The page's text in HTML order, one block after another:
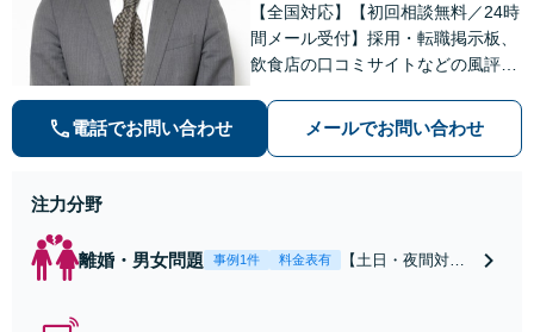
【全国対応】【初回相談無料／24時
間メール受付】採用・転職掲示板、
飲食店の口コミサイトなどの風評被
の種類を問わず相談可。可能な限り
早期対応で駆けつけサポート【労
電話でお問い合わせ メールでお問い合わせ
注力分野
離婚・男女問題 事例1件 料金表有
【土日・夜間対応